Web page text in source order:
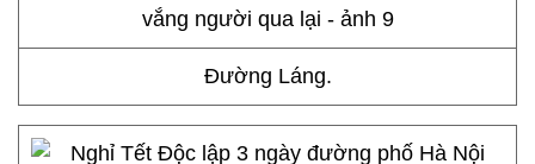
Đường Láng.